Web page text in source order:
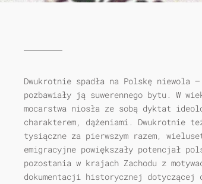
Dwukrotnie spadła na Polskę
pozbawiały ją suwerennego bytu. W
mocarstwa niosła ze sobą dyktat
charakterem, dążeniami. Dwukrotnie
tysiączne za pierwszym razem,
emigracyjne powiększały potencjał
pozostania w krajach Zachodu z
dokumentacji historycznej dotyczącej